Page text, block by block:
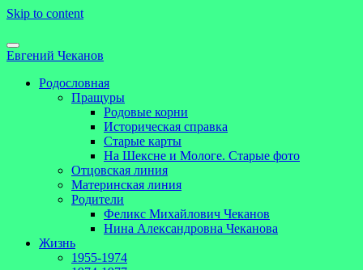
Skip to content
Евгений Чеканов
Родословная
Пращуры
Родовые корни
Историческая справка
Старые карты
На Шексне и Мологе. Старые фото
Отцовская линия
Материнская линия
Родители
Феликс Михайлович Чеканов
Нина Александровна Чеканова
Жизнь
1955-1974